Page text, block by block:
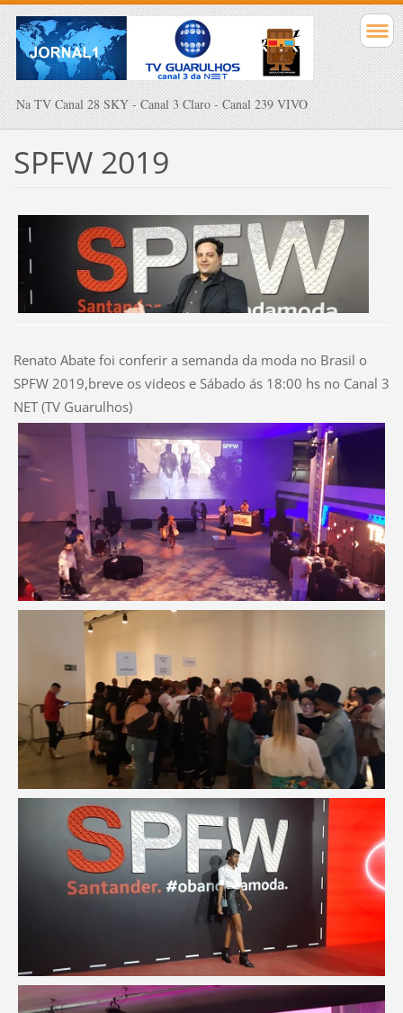
Na TV Canal 28 SKY - Canal 3 Claro - Canal 239 VIVO
SPFW 2019
Renato Abate foi conferir a semanda da moda no Brasil o
SPFW 2019,breve os videos e Sábado ás 18:00 hs no Canal 3
NET (TV Guarulhos)